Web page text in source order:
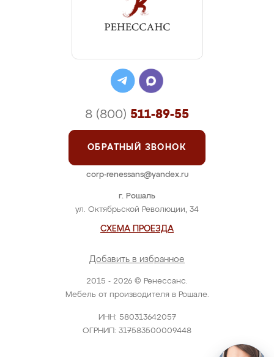
2015 - 2026 © Ренессанс.
Мебель от производителя в Рошале.
ИНН: 580313642057
ОГРНИП: 317583500009448
г. Рошаль
ул. Октябрьской Революции, 34
СХЕМА ПРОЕЗДА
Добавить в избранное
8 (800) 511-89-55
ОБРАТНЫЙ ЗВОНОК
corp-renessans@yandex.ru